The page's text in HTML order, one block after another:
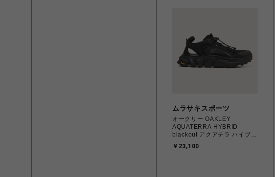
ムラサキスポーツ
オークリー OAKLEY
AQUATERRA HYBRID
blackout アクアテラ ハイブリ
スニーカー シューズ サンダル
￥23,100